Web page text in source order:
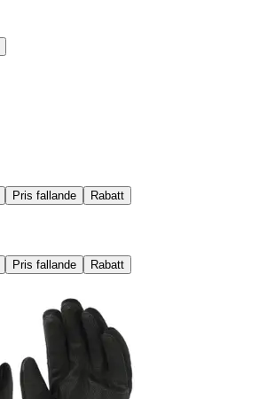
Pris fallande Rabatt
Pris fallande Rabatt